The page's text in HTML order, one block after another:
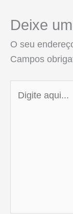
Deixe
O seu
Campos
aqui...